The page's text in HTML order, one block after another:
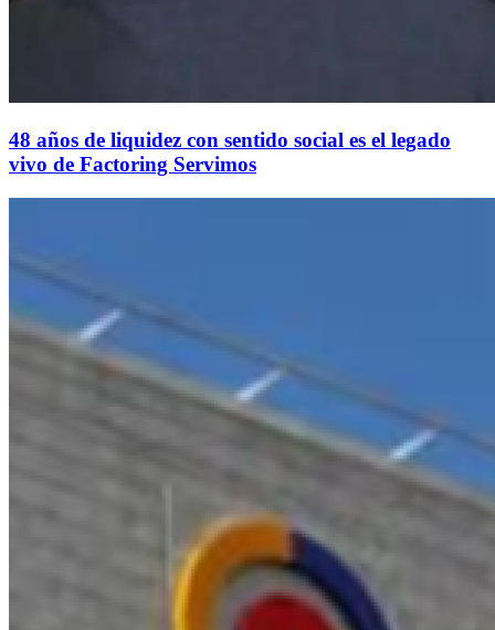
48 años de liquidez con sentido social es el legado
vivo de Factoring Servimos